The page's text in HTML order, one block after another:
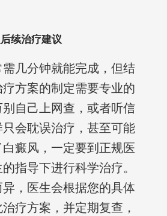
续治疗建议
几分钟就能完成，但结
方案的制定需要专业的
自己上网查，或者听信
会耽误治疗，甚至可能
癜风，一定要到正规医
指导下进行科学治疗。
，医生会根据您的具体
疗方案，并定期复查，